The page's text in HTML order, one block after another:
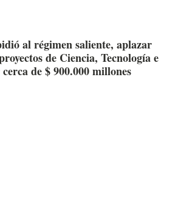
al régimen saliente, aplazar
de Ciencia, Tecnología e
de $ 900.000 millones